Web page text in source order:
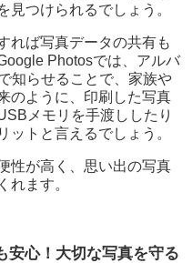
見つけられるでしょう。
れば写真データの共有も
Photosでは、アルバ
知らせることで、家族や
のように、印刷した写真
メモリを手渡ししたり
ットと言えるでしょう。
性が高く、思い出の写真
れます。
安心！大切な写真を守る